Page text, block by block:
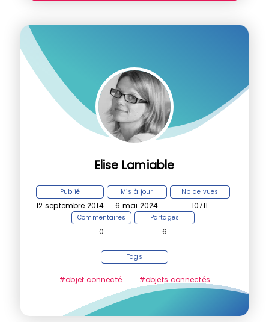
Elise Lamiable
Publié
12 septembre 2014
Mis à jour
6 mai 2024
Nb de vues
10711
Commentaires
0
Partages
6
Tags
#objet connecté #objets connectés